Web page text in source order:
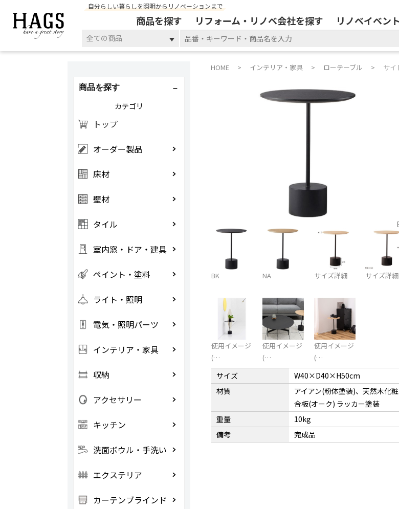
自分らしい暮らしを照明からリノベーションまで
商品を探す リフォーム・リノベ会社を探す リノベイベント
全ての商品
HOME インテリア・家具 ローテーブル サイ
BK NA サイズ詳細 サイズ詳細
使用イメージ
(…
使用イメージ
(…
使用イメージ
(…
サイズ
W40×D40×H50cm
材質
アイアン(粉体塗装)、天然木化粧
合板(オーク) ラッカー塗装
重量
10kg
備考
完成品
商品を探す
カテゴリ
トップ
オーダー製品
床材
壁材
タイル
室内窓・ドア・建具
ペイント・塗料
ライト・照明
電気・照明パーツ
インテリア・家具
収納
アクセサリー
キッチン
洗面ボウル・手洗い
エクステリア
カーテンブラインド